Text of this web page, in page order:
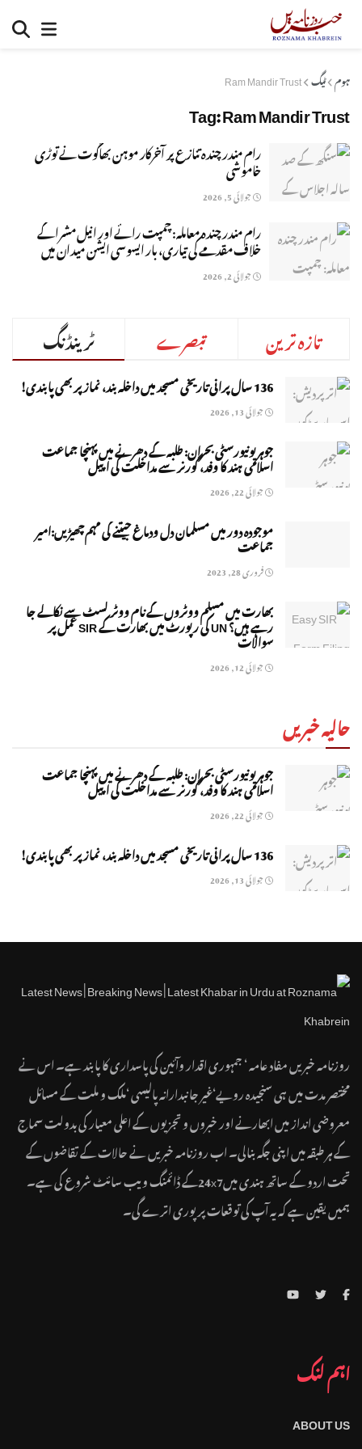
ہوم ٹیگ Ram Mandir Trust
Tag:Ram Mandir Trust
رام مندر چندہ تنازع پر آخرکار موہن بھاگوت نے توڑی
خاموشی
جولائی 5, 2026
رام مندر چندہ معاملہ: چمپت رائے اور انیل مشرا کے
خلاف مقدمے کی تیاری، بار ایسوسی ایشن میدان میں
جولائی 2, 2026
ٹرینڈنگ تبصرے تازہ ترین
136 سال پرانی تاریخی مسجد میں داخلہ بند، نماز پر بھی پابندی!
جولائی 13, 2026
جوہر یونیورسٹی بحران: طلبہ کے دھرنے میں پہنچا جماعت
اسلامی ہند کا وفد، گورنر سے مداخلت کی اپیل
جولائی 22, 2026
موجودہ دور میں مسلمان دل ودماغ جیتنے کی مہم چھیڑیں:امیر
جماعت
فروری 28, 2023
بھارت میں مسلم ووٹروں کے نام ووٹر لسٹ سے نکالے جا
رہے ہیں؟ UN کی رپورٹ میں بھارت کے SIR عمل پر
سوالات
جولائی 12, 2026
حالیہ خبریں
جوہر یونیورسٹی بحران: طلبہ کے دھرنے میں پہنچا جماعت
اسلامی ہند کا وفد، گورنر سے مداخلت کی اپیل
جولائی 22, 2026
136 سال پرانی تاریخی مسجد میں داخلہ بند، نماز پر بھی پابندی!
جولائی 13, 2026
روزنامہ خبریں مفاد عامہ ‘ جمہوری اقدار وآئین کی پاسداری کا پابند ہے۔ اس نے
مختصر مدت میں ہی سنجیدہ رویے‘غیر جانبدارانہ پالیسی ‘ملک و ملت کے مسائل
معروضی انداز میں ابھارنے اور خبروں و تجزیوں کے اعلی معیار کی بدولت سماج
کے ہر طبقہ میں اپنی جگہ بنالی۔ اب روزنامہ خبریں نے حالات کے تقاضوں کے
تحت اردو کے ساتھ ہندی میں24x7کے ڈائمنگ ویب سائٹ شروع کی ہے۔
ہمیں یقین ہے کہ یہ آپ کی توقعات پر پوری اترے گی۔
اہم لنک
ABOUT US